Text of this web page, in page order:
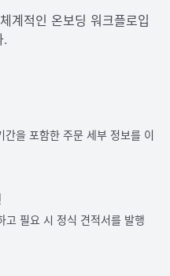
계적인 온보딩 워크플로입
.
을 포함한 주문 세부 정보를 이
고 필요 시 정식 견적서를 발행